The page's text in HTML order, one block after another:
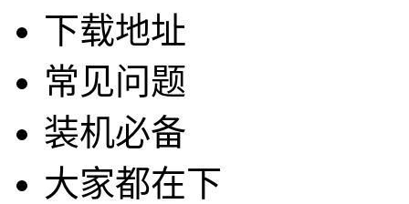
下载地址
常见问题
装机必备
大家都在下